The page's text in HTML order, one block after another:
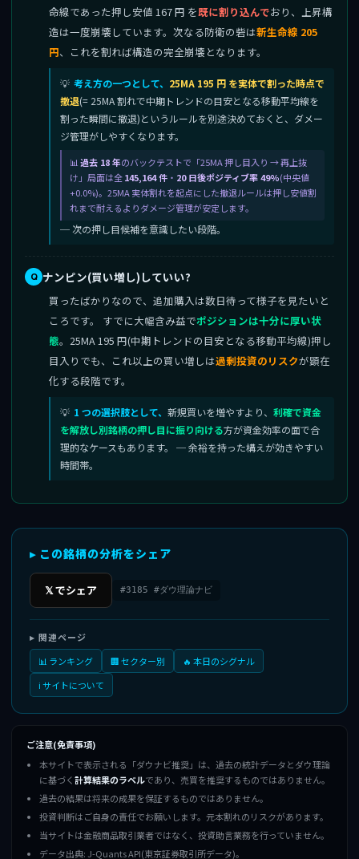
命線であった押し安値 167 円 を既に割り込んでおり、上昇構
造は一度崩壊しています。次なる防衛の砦は新生命線 205
円、これを割れば構造の完全崩壊となります。
考え方の一つとして、 25MA 195 円 を実体で割った時点で
撤退(= 25MA 割れで中期トレンドの目安となる移動平均線を
割った瞬間に撤退)というルールを別途決めておくと、ダメー
ジ管理がしやすくなります。
過去 18 年のバックテストで「25MA 押し目入り → 再上抜
け」局面は全145,164 件 ・ 20 日後ポジティブ率 49%(中央値
+0.0%)。25MA 実体割れを起点にした撤退ルールは押し安値割
れまで耐えるよりダメージ管理が安定します。
─ 次の押し目候補を意識したい段階。
ナンピン(買い増し)していい?
買ったばかりなので、追加購入は数日待って様子を見たいと
ころです。 すでに大幅含み益でポジションは十分に厚い状
態。25MA 195 円(中期トレンドの目安となる移動平均線)押し
目入りでも、これ以上の買い増しは過剰投資のリスクが顕在
化する段階です。
1 つの選択肢として、 新規買いを増やすより、 利確で資金
を解放し別銘柄の押し目に振り向ける方が資金効率の面で合
理的なケースもあります。 ─ 余裕を持った構えが効きやすい
時間帯。
▸ この銘柄の分析をシェア
𝕏 でシェア #3185 #ダウ理論ナビ
▸ 関連ページ
📊 ランキング
🏢 セクター別
🔥 本日のシグナル
ℹ️ サイトについて
ご注意(免責事項)
本サイトで表示される「ダウナビ推奨」は、過去の統計データとダウ理論
に基づく計算結果のラベルであり、売買を推奨するものではありません。
過去の結果は将来の成果を保証するものではありません。
投資判断はご自身の責任でお願いします。元本割れのリスクがあります。
当サイトは金融商品取引業者ではなく、投資助言業務を行っていません。
データ出典: J-Quants API(東京証券取引所データ)。